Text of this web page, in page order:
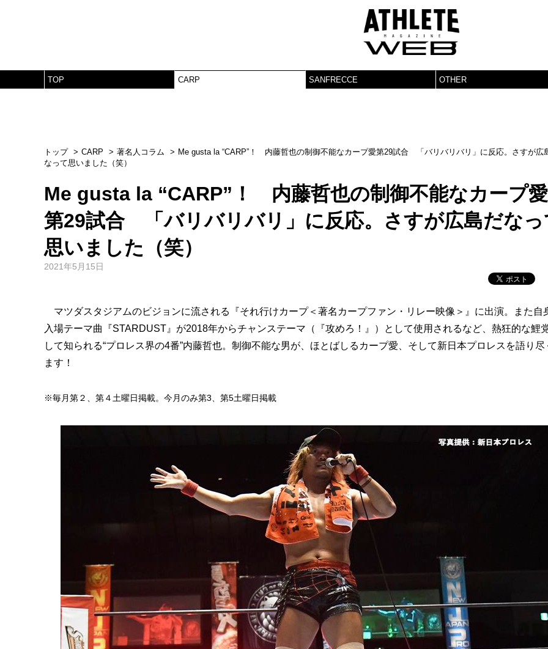
TOP CARP SANFRECCE OTHER
トップ CARP 著名人コラム
Me gusta la “CARP”！ 内藤哲也の制御不能なカープ愛第29試合 「バリバリバリ」に反応。さすが広
なって思いました（笑）
Me gusta la “CARP”！ 内藤哲也の制御不能なカープ愛
第29試合 「バリバリバリ」に反応。さすが広島だなっ
思いました（笑）
2021年5月15日
マツダスタジアムのビジョンに流される『それ行けカープ＜著名カープファン・リレー映像＞』に出演。また自
入場テーマ曲『STARDUST』が2018年からチャンステーマ（『攻めろ！』）として使用されるなど、熱狂的な鯉
して知られる“プロレス界の4番”内藤哲也。制御不能な男が、ほとばしるカープ愛、そして新日本プロレスを語り尽
ます！
※毎月第２、第４土曜日掲載。今月のみ第3、第5土曜日掲載